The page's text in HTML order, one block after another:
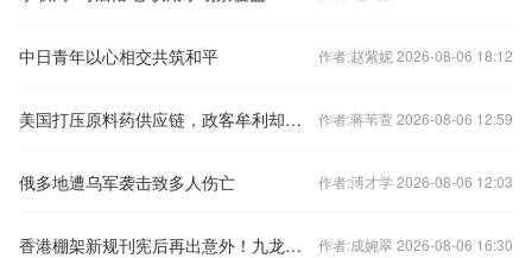
中日青年以心相交共筑和平 作者:赵紫妮 2026-08-06 18:12
美国打压原料药供应链，政客牟利却苦了普通美国民众 作者:蒋苇萱 2026-08-06 12:59
俄多地遭乌军袭击致多人伤亡 作者:溥才学 2026-08-06 12:03
香港棚架新规刊宪后再出意外！九龙城一工地安全经理从高处堕下棚架，送院抢救后不治身亡 作者:成婉翠 2026-08-06 16:30